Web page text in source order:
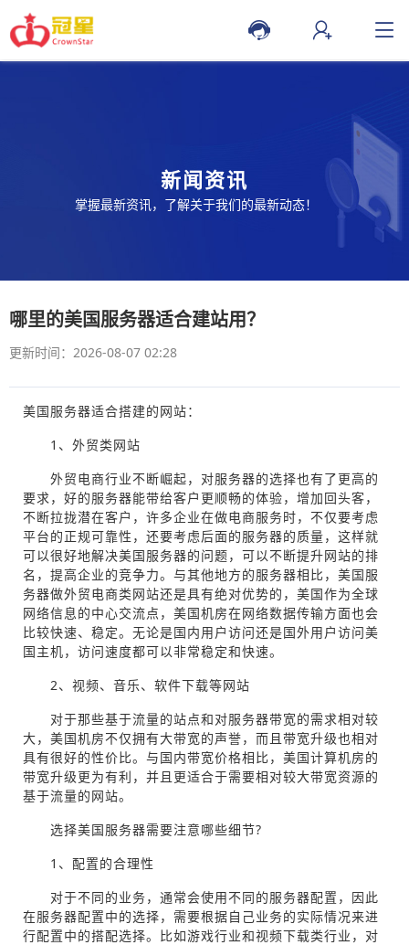
新闻资讯
掌握最新资讯，了解关于我们的最新动态！
哪里的美国服务器适合建站用？
更新时间：2026-08-07 02:28
美国服务器适合搭建的网站：
1、外贸类网站
外贸电商行业不断崛起，对服务器的选择也有了更高的
要求，好的服务器能带给客户更顺畅的体验，增加回头客，
不断拉拢潜在客户，许多企业在做电商服务时，不仅要考虑
平台的正规可靠性，还要考虑后面的服务器的质量，这样就
可以很好地解决美国服务器的问题，可以不断提升网站的排
名，提高企业的竞争力。与其他地方的服务器相比，美国服
务器做外贸电商类网站还是具有绝对优势的，美国作为全球
网络信息的中心交流点，美国机房在网络数据传输方面也会
比较快速、稳定。无论是国内用户访问还是国外用户访问美
国主机，访问速度都可以非常稳定和快速。
2、视频、音乐、软件下载等网站
对于那些基于流量的站点和对服务器带宽的需求相对较
大，美国机房不仅拥有大带宽的声誉，而且带宽升级也相对
具有很好的性价比。与国内带宽价格相比，美国计算机房的
带宽升级更为有利，并且更适合于需要相对较大带宽资源的
基于流量的网站。
选择美国服务器需要注意哪些细节?
1、配置的合理性
对于不同的业务，通常会使用不同的服务器配置，因此
在服务器配置中的选择，需要根据自己业务的实际情况来进
行配置中的搭配选择。比如游戏行业和视频下载类行业，对